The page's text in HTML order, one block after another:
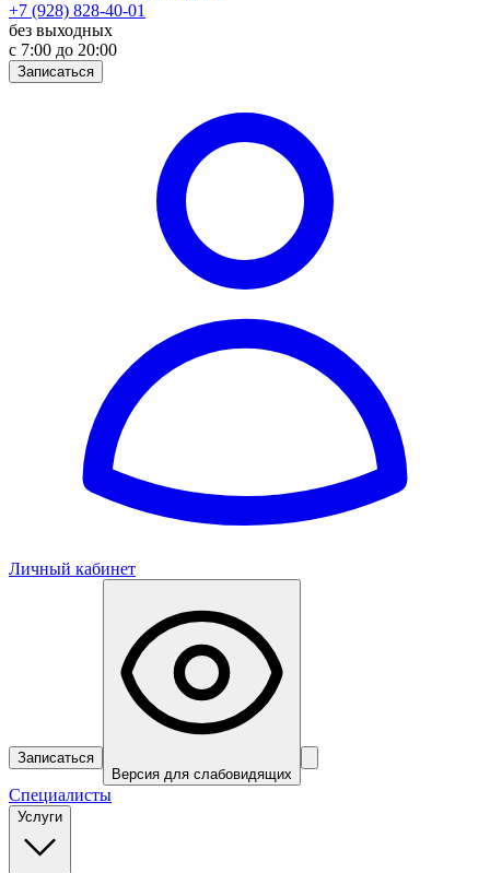
+7 (928) 828-40-01
без выходных
с 7:00 до 20:00
Записаться
Личный кабинет
Записаться
Версия для слабовидящих
Специалисты
Услуги